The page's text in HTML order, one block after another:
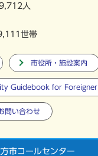
人
世帯
市役所・施設案内
Guidebook for Foreigner
問い合わせ
市コールセンター